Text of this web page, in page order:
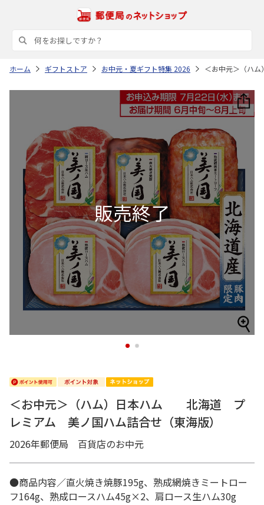
ホーム ギフトストア お中元・夏ギフト特集 2026 ＜お中元＞（ハ
1 2
＜お中元＞（ハム）日本ハム 北海道 プ
レミアム 美ノ国ハム詰合せ（東海版）
2026年郵便局 百貨店のお中元
●商品内容／直火焼き焼豚195g、熟成網焼きミートロー
フ164g、熟成ロースハム45g×2、肩ロース生ハム30g